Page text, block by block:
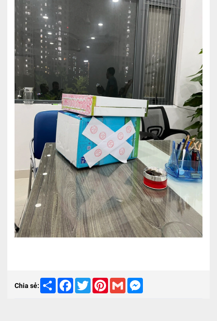
Chia sẻ: Share Facebook
TwitterPinterestGmail